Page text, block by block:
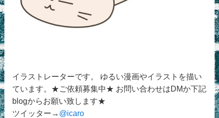
イラストレーターです。 ゆるい漫画やイラストを描い
ています。★ご依頼募集中★ お問い合わせはDMか下記
blogからお願い致します★
ツイッター→ @icaro